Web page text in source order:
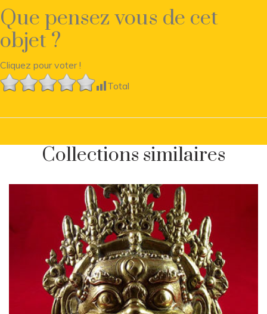
Que pensez vous de cet
objet ?
Cliquez pour voter !
Total
Collections similaires